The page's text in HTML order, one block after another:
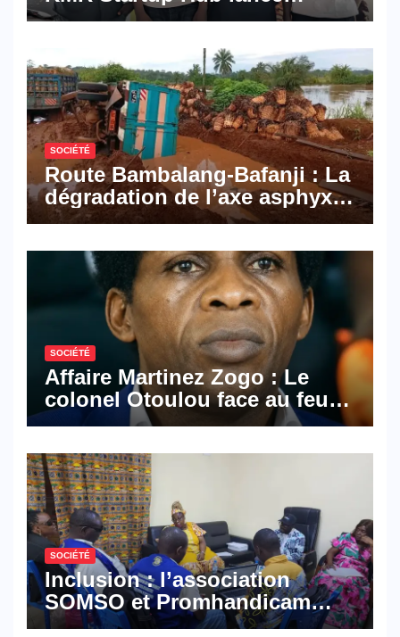
Pyramid Browser et Pyramid
numériques made in
Cameroon
SOCIÉTÉ
Route Bambalang-Bafanji : La
dégradation de l’axe asphyxie
les activités économiques
SOCIÉTÉ
Affaire Martinez Zogo : Le
colonel Otoulou face au feu
croisé des avocats de la
SOCIÉTÉ
Inclusion : l’association
SOMSO et Promhandicam
militent en faveur d’une